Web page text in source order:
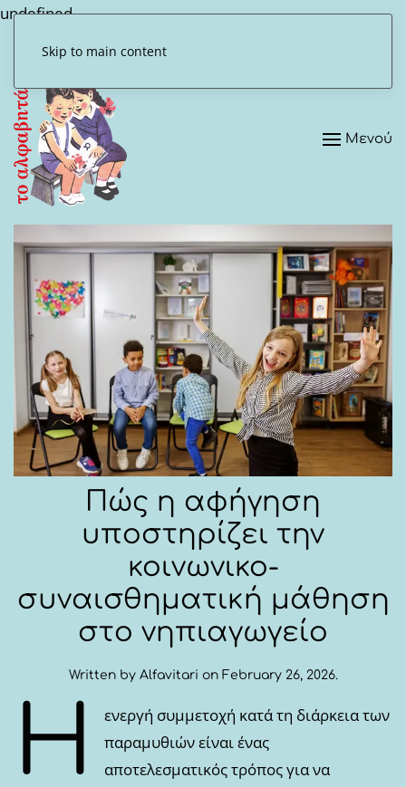
undefined
Skip to main content
Μενού
Πώς η αφήγηση
υποστηρίζει την
κοινωνικο-
συναισθηματική μάθηση
στο νηπιαγωγείο
Written by Alfavitari on February 26, 2026.
Η
ενεργή συμμετοχή κατά τη διάρκεια των
παραμυθιών είναι ένας
αποτελεσματικός τρόπος για να